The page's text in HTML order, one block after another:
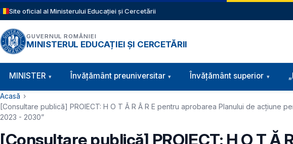
Sari la conținutul principal
Site oficial al Ministerului Educației și Cercetării
GUVERNUL ROMÂNIEI
MINISTERUL EDUCAȚIEI ȘI CERCETĂRII
Navigație principală
MINISTER Învăţământ preuniversitar Învățământ superior
Cale de navigare
Acasă
[Consultare publică] PROIECT: ​H O T Ă R Â R E pentru aprobarea Planului de acțiune
2023 - 2030”
[Consultare publică] PROIECT: ​H O T Ă